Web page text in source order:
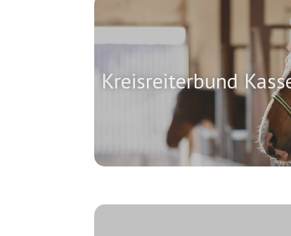
Kreisreiterbund